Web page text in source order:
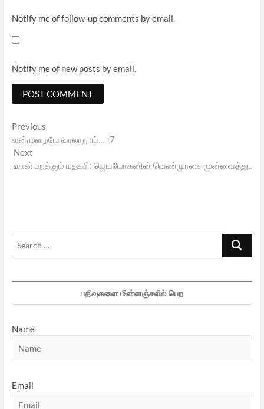
Notify me of follow-up comments by email.
Notify me of new posts by email.
Post
navigation
PreviousPrevious
post:
வன்முறையே வரலாறாய்… -7
Next
post:
வான் பறக்கும் மதகரி: ஜெயமோகனின் வெண்முரசை முன்வைத்து..
Search
பதிவுகளை மின்னஞ்சலில் பெற
Name
Email